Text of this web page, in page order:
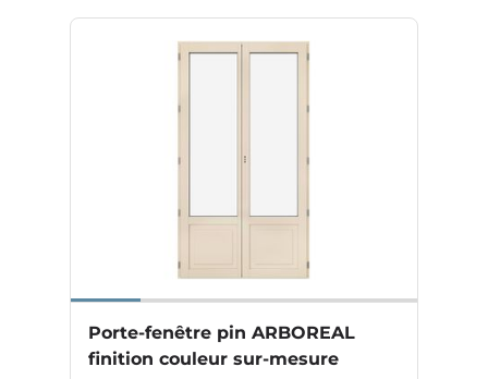
Porte-fenêtre pin ARBOREAL
finition couleur sur-mesure